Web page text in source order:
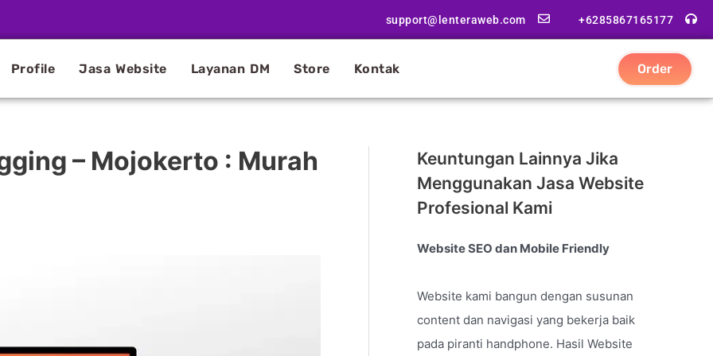
support@lenteraweb.com +6285867165177
Profile Jasa Website Layanan DM Store Kontak Order
– Mojokerto : Murah
Keuntungan Lainnya Jika
Menggunakan Jasa Website
Profesional Kami
Website SEO dan Mobile Friendly
Website kami bangun dengan susunan
content dan navigasi yang bekerja baik
pada piranti handphone. Hasil Website